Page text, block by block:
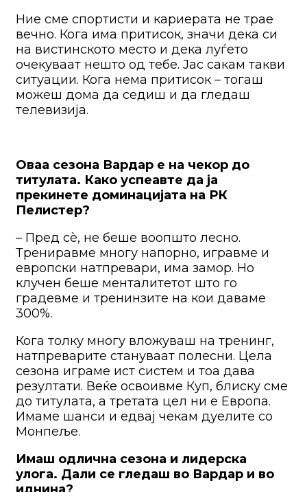
Ние сме спортисти и кариерата не трае
вечно. Кога има притисок, значи дека си
на вистинското место и дека луѓето
очекуваат нешто од тебе. Јас сакам такви
ситуации. Кога нема притисок – тогаш
можеш дома да седиш и да гледаш
телевизија.
Оваа сезона Вардар е на чекор до
титулата. Како успеавте да ја
прекинете доминацијата на РК
Пелистер?
– Пред сè, не беше воопшто лесно.
Трениравме многу напорно, игравме и
европски натпревари, има замор. Но
клучен беше менталитетот што го
градевме и тренинзите на кои даваме
300%.
Кога толку многу вложуваш на тренинг,
натпреварите стануваат полесни. Цела
сезона играме ист систем и тоа дава
резултати. Веќе освоивме Куп, блиску сме
до титулата, а третата цел ни е Европа.
Имаме шанси и едвај чекам дуелите со
Монпеље.
Имаш одлична сезона и лидерска
улога. Дали се гледаш во Вардар и во